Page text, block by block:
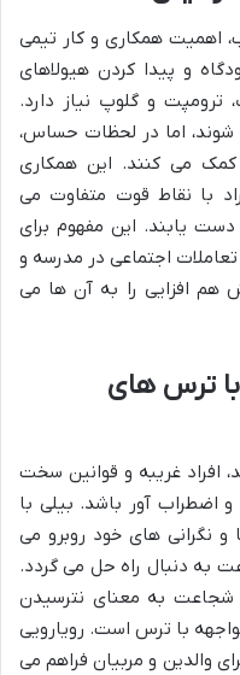
اهمیت همکاری و کار تیمی
و پیدا کردن هیولاهای
و گلوپ نیاز دارد.
اما در لحظات حساس،
می کنند. این همکاری
با نقاط قوت متفاوت می
یابند. این مفهوم برای
تعاملات اجتماعی در مدرسه و
هم افزایی را به آن ها می
ترس های
افراد غریبه و قوانین سخت
و اضطراب آور باشد. بیلی با
و نگرانی های خود روبرو می
به دنبال راه حل می گردد.
شجاعت به معنای نترسیدن
با ترس است. رویارویی
والدین و مربیان فراهم می